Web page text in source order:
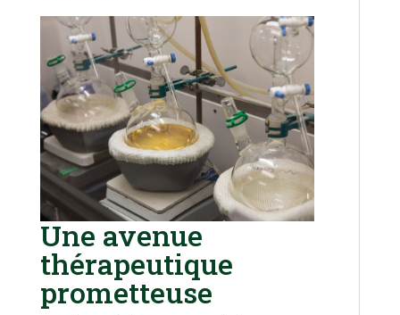
Une avenue
thérapeutique
prometteuse